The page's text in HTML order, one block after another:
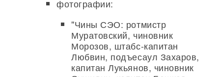
фотографии:
"Чины СЭО: ротмистр
Муратовский, чиновник
Морозов, штабс-капитан
Любвин, подъесаул Захаров,
капитан Лукьянов, чиновник